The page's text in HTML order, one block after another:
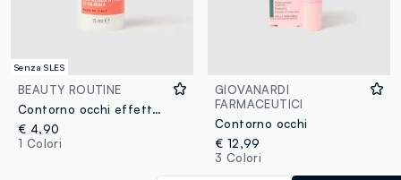
Senza SLES
BEAUTY ROUTINE
Contorno occhi effetto lifting con acqua attiva di ciliegia
€ 4,90
1 Colori
GIOVANARDI
FARMACEUTICI
Contorno occhi
€ 12,99
3 Colori